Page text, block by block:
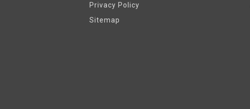
Privacy Policy
Sitemap